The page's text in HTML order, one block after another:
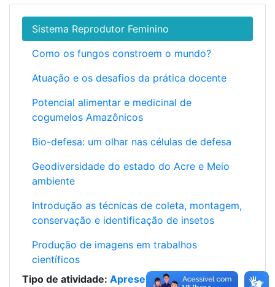
Sistema Reprodutor Feminino
Como os fungos constroem o mundo?
Atuação e os desafios da prática docente
Potencial alimentar e medicinal de
cogumelos Amazônicos
Bio-defesa: um olhar nas células de defesa
Geodiversidade do estado do Acre e Meio
ambiente
Introdução as técnicas de coleta, montagem,
conservação e identificação de insetos
Produção de imagens em trabalhos
científicos
Tipo de atividade: Apresentação